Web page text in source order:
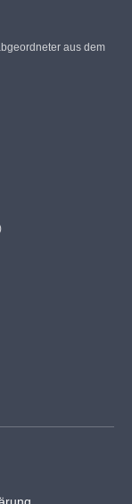
aus dem